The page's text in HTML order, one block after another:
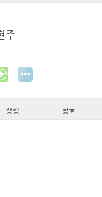
주
랭킹 칭호